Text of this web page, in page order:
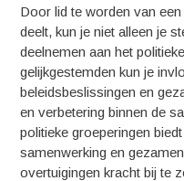
Door lid te worden van
deelt, kun je niet alleen je
deelnemen aan het
gelijkgestemden kun je
beleidsbeslissingen en
en verbetering binnen de
politieke groeperingen
samenwerking en
overtuigingen kracht bij te